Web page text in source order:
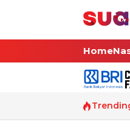
Home